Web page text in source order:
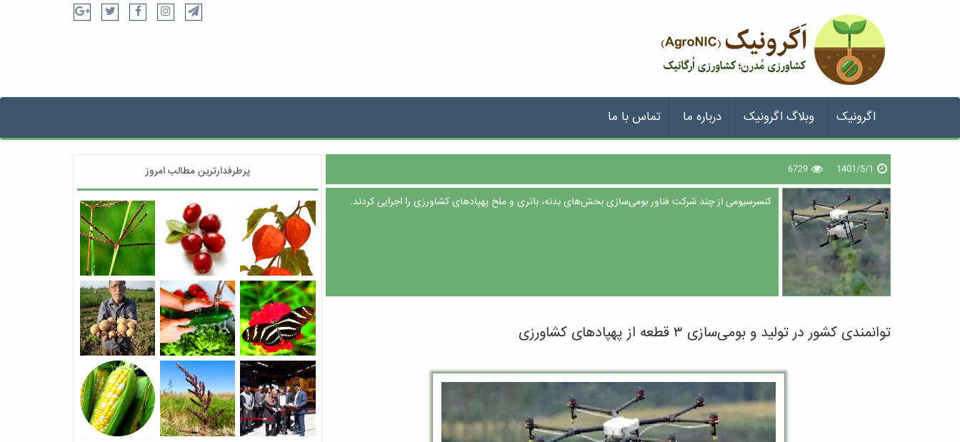
اگرونیک وبلاگ اگرونیک درباره ما تماس با ما
1401/5/1
6729
کنسرسیومی از چند شرکت فناور بومی‌سازی بخش‌های بدنه، باتری و ملخ پهپادهای کشاورزی را اجرایی کردند.
توانمندی کشور در تولید و بومی‌سازی ۳ قطعه از پهپادهای کشاورزی
پرطرفدارترین مطالب امروز